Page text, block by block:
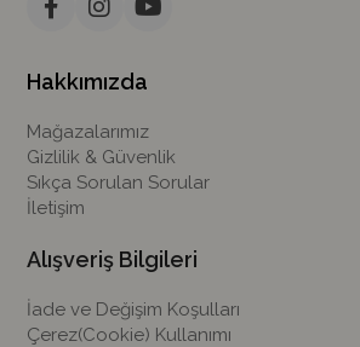
Hakkımızda
Mağazalarımız
Gizlilik & Güvenlik
Sıkça Sorulan Sorular
İletişim
Alışveriş Bilgileri
İade ve Değişim Koşulları
Çerez(Cookie) Kullanımı